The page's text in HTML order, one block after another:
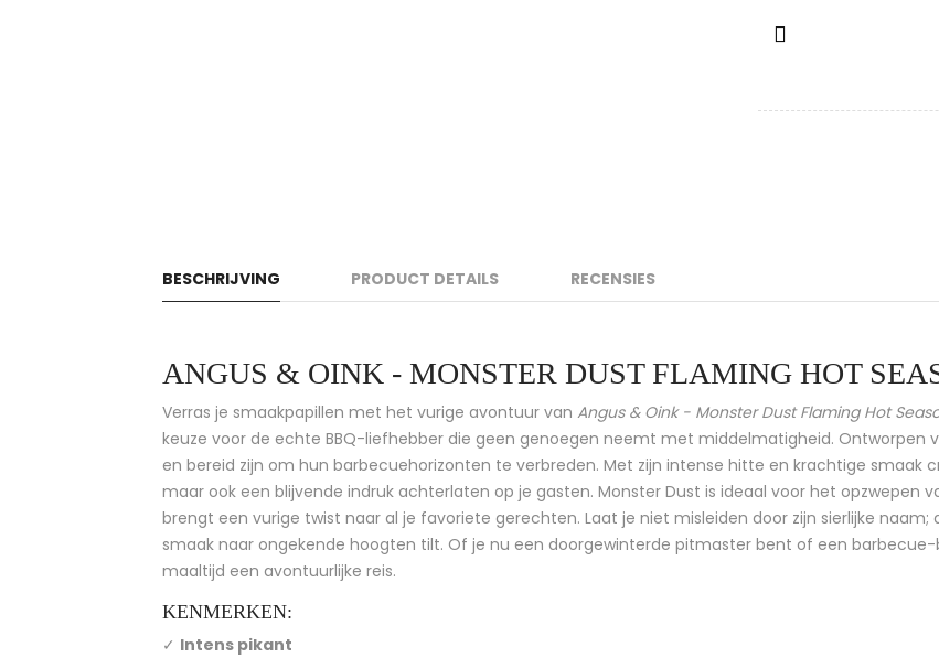
BESCHRIJVING PRODUCT DETAILS RECENSIES
ANGUS & OINK - MONSTER DUST FLAMING HOT
Verras je smaakpapillen met het vurige avontuur van Angus & Oink - Monster Dust Flaming Hot
keuze voor de echte BBQ-liefhebber die geen genoegen neemt met middelmatigheid. Ontworpen
en bereid zijn om hun barbecuehorizonten te verbreden. Met zijn intense hitte en krachtige smaak
maar ook een blijvende indruk achterlaten op je gasten. Monster Dust is ideaal voor het opzwepen
brengt een vurige twist naar al je favoriete gerechten. Laat je niet misleiden door zijn sierlijke
smaak naar ongekende hoogten tilt. Of je nu een doorgewinterde pitmaster bent of een
maaltijd een avontuurlijke reis.
KENMERKEN:
✓ Intens pikant